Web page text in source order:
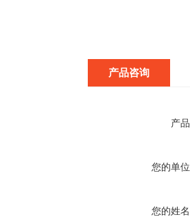
产品咨询
产
您的单
您的姓